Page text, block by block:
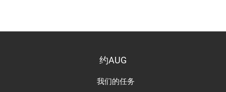
约AUG
我们的任务